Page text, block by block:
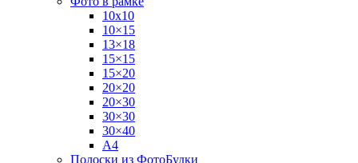
10х10
10×15
13×18
15×15
15×20
20×20
20×30
30×30
30×40
A4
Полоски из ФотоБудки